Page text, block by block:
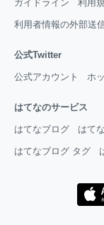
ガイドライン 利用
利用者情報の外部送
公式Twitter
公式アカウント ホ
はてなのサービス
はてなブログ はて
はてなブログ タグ